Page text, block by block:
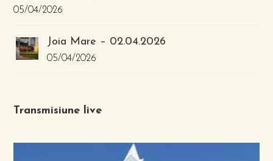
05/04/2026
Joia Mare – 02.04.2026
05/04/2026
Transmisiune live